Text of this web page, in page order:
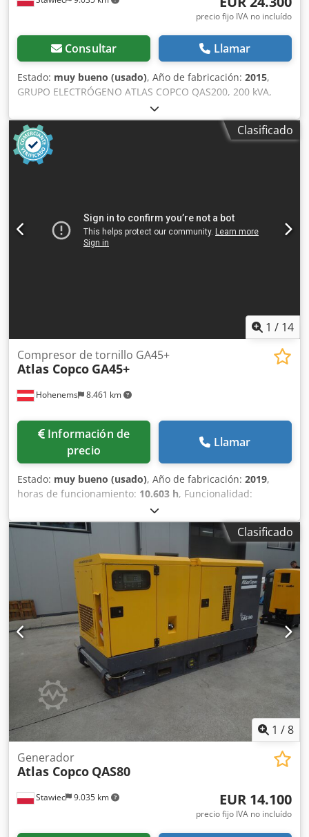
precio fijo IVA no incluído
Consultar Llamar
Estado: muy bueno (usado), Año de fabricación: 2015,
GRUPO ELECTRÓGENO ATLAS COPCO QAS200, 200 kVA,
fabricado en 2015, revisado. Dcodpfxezp H T Hj Aftsk Datos
técnicos: Potencia: 200 kVA (160 kW); Año de fabricación:
2015; Motor: VOLVO PENTA; Horas de funcionamiento:
3705 horas. El grupo electrógeno está en perfecto estado
de funcionamiento. Precio neto: 105.000 PLN Precio bruto:
Clasificado
1 / 14
Hohenems 8.461 km
Compresor de tornillo GA45+
Atlas Copco GA45+
Información de
precio
Llamar
Estado: muy bueno (usado), Año de fabricación: 2019,
horas de funcionamiento: 10.603 h, Funcionalidad:
, Compresor de tornillo Atlas Copco
GA45+ 45 kW 7,5 bar 8,90 m3/min Dcodpfxey Ru H Ts Aftok
Año de fabricación: 2019 Horas de funcionamiento: 10.603
Clasificado
1 /8
Stawiec 9.035 km
Generador
Atlas Copco QAS80
EUR 14.100
precio fijo IVA no incluído